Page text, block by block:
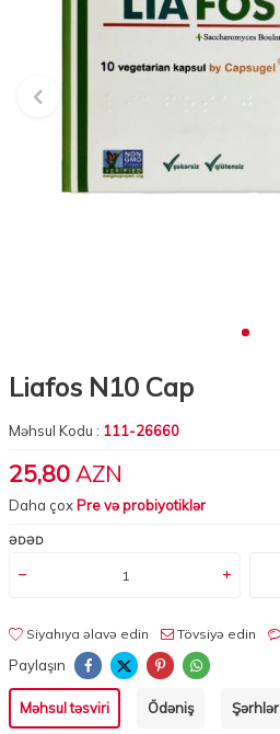
Liafos N10 Cap
Məhsul Kodu : 111-26660
25,80 AZN
Daha çox Pre və probiyotiklər
ƏDƏD
Siyahıya əlavə edin Tövsiyə edin
Paylaşın
Məhsul təsviri Ödəniş Şərhlər